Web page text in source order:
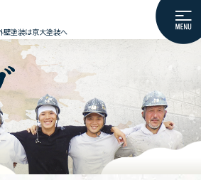
壁塗装は京大塗装へ